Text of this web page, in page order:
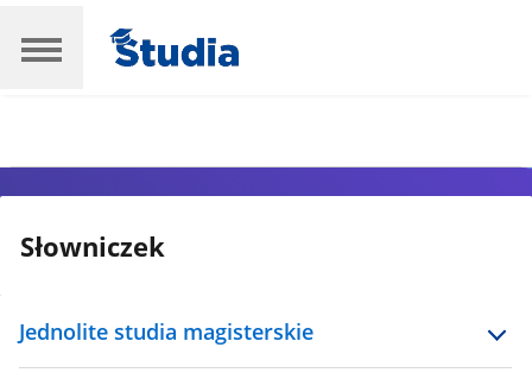
Słowniczek
Jednolite studia magisterskie